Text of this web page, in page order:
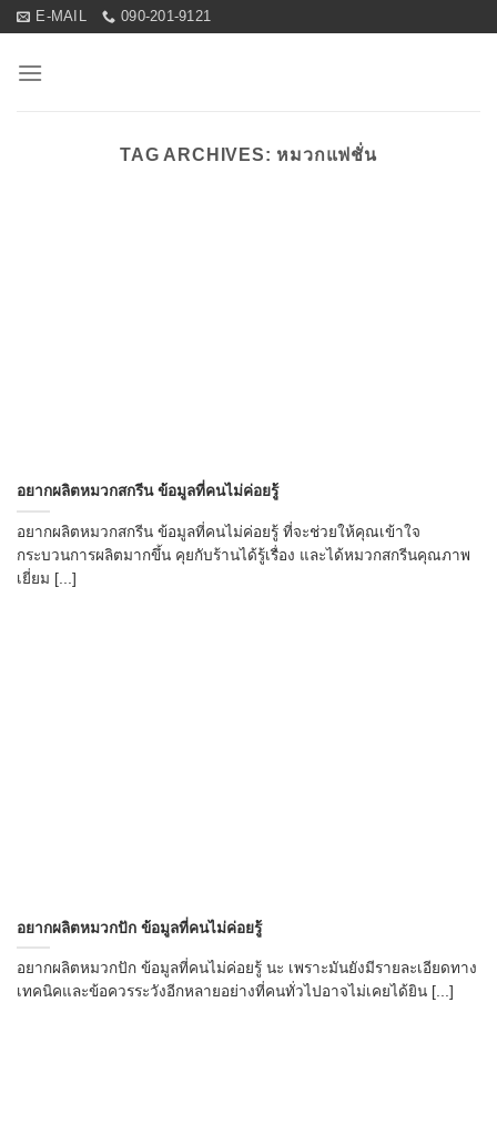
Skip
content
E-MAIL 090-201-9121
TAG ARCHIVES: หมวกแฟชั่น
อยากผลิตหมวกสกรีน ข้อมูลที่คนไม่ค่อยรู้
อยากผลิตหมวกสกรีน ข้อมูลที่คนไม่ค่อยรู้ ที่จะช่วยให้คุณเข้าใจ
กระบวนการผลิตมากขึ้น คุยกับร้านได้รู้เรื่อง และได้หมวกสกรีนคุณภาพ
เยี่ยม [...]
อยากผลิตหมวกปัก ข้อมูลที่คนไม่ค่อยรู้
อยากผลิตหมวกปัก ข้อมูลที่คนไม่ค่อยรู้ นะ เพราะมันยังมีรายละเอียดทาง
เทคนิคและข้อควรระวังอีกหลายอย่างที่คนทั่วไปอาจไม่เคยได้ยิน [...]